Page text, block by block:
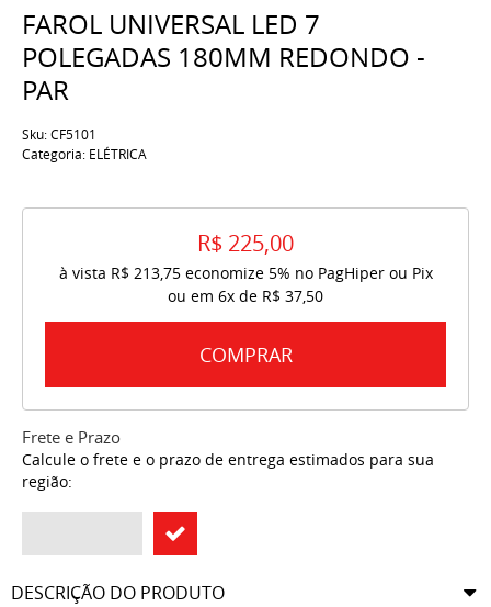
FAROL UNIVERSAL LED 7
POLEGADAS 180MM REDONDO -
PAR
Sku:CF5101
Categoria: ELÉTRICA
R$ 225,00
à vista R$ 213,75economize 5% no PagHiper ou Pix
ou em 6x de R$ 37,50
COMPRAR
Frete e Prazo
Calcule o frete e o prazo de entrega estimados para sua
região:
DESCRIÇÃO DO PRODUTO